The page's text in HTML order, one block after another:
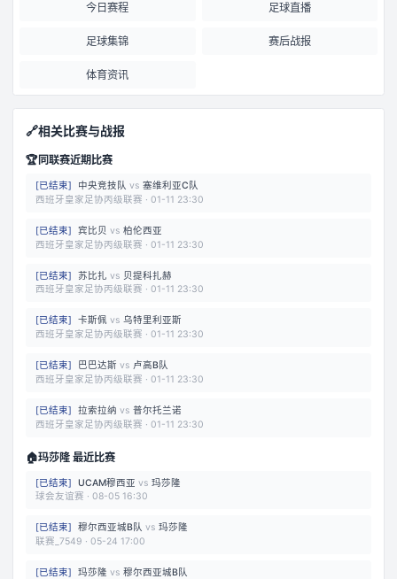
今日赛程 足球直播
足球集锦 赛后战报
体育资讯
🔗相关比赛与战报
🏆同联赛近期比赛
[已结束] 中央竞技队 vs 塞维利亚C队
西班牙皇家足协丙级联赛 · 01-11 23:30
[已结束] 宾比贝 vs 柏伦西亚
西班牙皇家足协丙级联赛 · 01-11 23:30
[已结束] 苏比扎 vs 贝提科扎赫
西班牙皇家足协丙级联赛 · 01-11 23:30
[已结束] 卡斯佩 vs 乌特里利亚斯
西班牙皇家足协丙级联赛 · 01-11 23:30
[已结束] 巴巴达斯 vs 卢高B队
西班牙皇家足协丙级联赛 · 01-11 23:30
[已结束] 拉索拉纳 vs 普尔托兰诺
西班牙皇家足协丙级联赛 · 01-11 23:30
🏠玛莎隆 最近比赛
[已结束] UCAM穆西亚 vs 玛莎隆
球会友谊赛 · 08-05 16:30
[已结束] 穆尔西亚城B队 vs 玛莎隆
联赛_7549 · 05-24 17:00
[已结束] 玛莎隆 vs 穆尔西亚城B队